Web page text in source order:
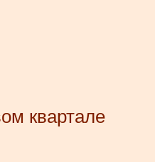
квартале